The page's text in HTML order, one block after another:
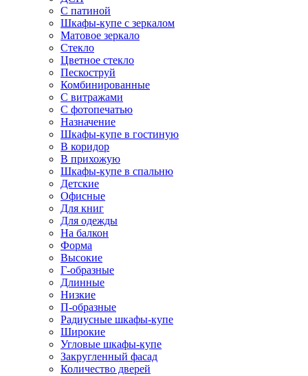
С патиной
Шкафы-купе с зеркалом
Матовое зеркало
Стекло
Цветное стекло
Пескоструй
Комбинированные
С витражами
С фотопечатью
Назначение
Шкафы-купе в гостиную
В коридор
В прихожую
Шкафы-купе в спальню
Детские
Офисные
Для книг
Для одежды
На балкон
Форма
Высокие
Г-образные
Длинные
Низкие
П-образные
Радиусные шкафы-купе
Широкие
Угловые шкафы-купе
Закругленный фасад
Количество дверей